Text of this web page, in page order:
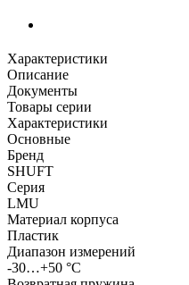
Характеристики
Описание
Документы
Товары серии
Характеристики
Основные
Бренд
SHUFT
Серия
LMU
Материал корпуса
Пластик
Диапазон измерений
-30…+50 °С